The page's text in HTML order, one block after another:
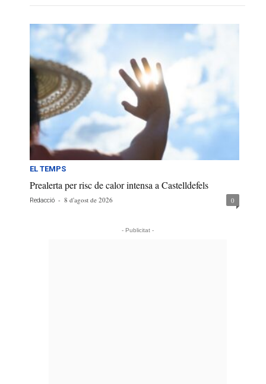
EL TEMPS
Prealerta per risc de calor intensa a Castelldefels
Redacció - 8 d'agost de 2026 0
- Publicitat -